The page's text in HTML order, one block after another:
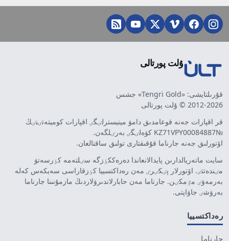
ۇلت پورتالى
قۇرىلتايشى: «Tengri Gold» جشس
2012-2026 © ۇلت پورتالى
قر اقپارات جەنە قوعامدىق دامۋ مينيسترلٸگٸ اقپارات كوميتەتٸنٸڭ
№KZ71VPY00084887 كۋەلٸگٸ بەرٸلگەن.
اۆتورلىق جەنە جارناما قۇقىقتارى تولىق ساقتالعان.
سايت ماتەريالدارىن پايدالانعاندا دەرەككٶزگە سٸلتەمە كٶرسەتۋ
مٸندەتتٸ. اۆتورلار پٸكٸرٸ مەن رەداكتسييا كٶزقاراسى سەيكەس كەلە
بەرمەۋٸ مٷمكٸن. جارناما مەن حابارلاندىرۋلاردىڭ مازمۇنىنا جارناما
بەرۋشٸ جاۋاپتى.
رەداكتسييا
جارناما